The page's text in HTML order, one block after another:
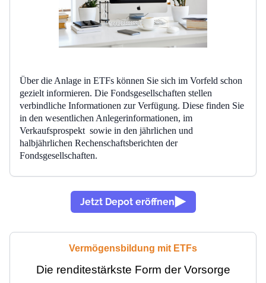
Über die Anlage in ETFs können Sie sich im Vorfeld schon
gezielt informieren. Die Fondsgesellschaften stellen
verbindliche Informationen zur Verfügung. Diese finden Sie
in den wesentlichen Anlegerinformationen, im
Verkaufsprospekt sowie in den jährlichen und
halbjährlichen Rechenschaftsberichten der
Fondsgesellschaften.
Jetzt Depot eröffnen
Vermögensbildung mit ETFs
Die renditestärkste Form der Vorsorge